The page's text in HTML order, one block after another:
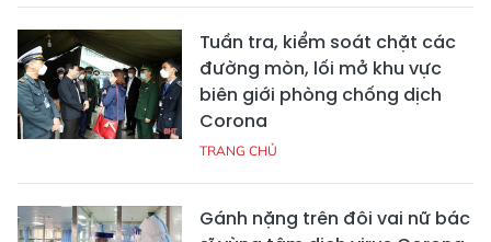
Tuần tra, kiểm soát chặt các
đường mòn, lối mở khu vực
biên giới phòng chống dịch
Corona
TRANG CHỦ
Gánh nặng trên đôi vai nữ bác